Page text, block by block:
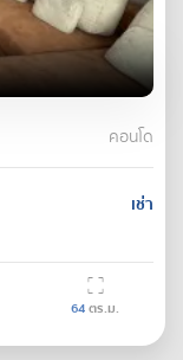
คอนโด
เช่า
64ตร.ม.